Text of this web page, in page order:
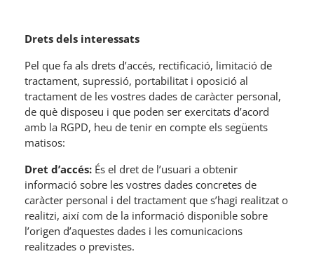
Drets dels interessats
Pel que fa als drets d’accés, rectificació, limitació de
tractament, supressió, portabilitat i oposició al
tractament de les vostres dades de caràcter personal,
de què disposeu i que poden ser exercitats d’acord
amb la RGPD, heu de tenir en compte els següents
matisos:
Dret d’accés: És el dret de l’usuari a obtenir
informació sobre les vostres dades concretes de
caràcter personal i del tractament que s’hagi realitzat o
realitzi, així com de la informació disponible sobre
l’origen d’aquestes dades i les comunicacions
realitzades o previstes.